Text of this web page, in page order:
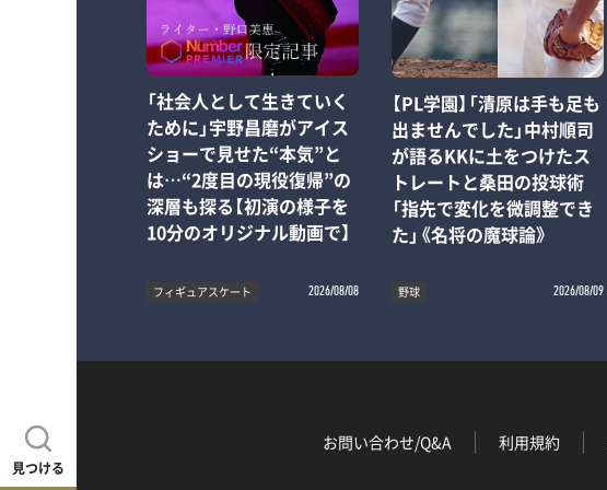
見つける
「社会人として生きていく
ために」宇野昌磨がアイス
ショーで見せた“本気”と
は…“2度目の現役復帰”の
深層も探る【初演の様子を
10分のオリジナル動画で】
フィギュアスケート 2026/08/08
【PL学園】「清原は手も足も
出ませんでした」中村順司
が語るKKに土をつけたス
トレートと桑田の投球術
「指先で変化を微調整でき
た」《名将の魔球論》
野球 2026/08/09
お問い合わせ/Q&A 利用規約